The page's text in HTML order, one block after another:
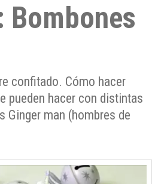
Bombones
confitado. Cómo hacer
pueden hacer con distintas
man (hombres de